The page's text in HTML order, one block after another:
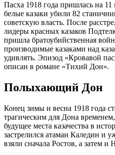
Пасха 1918 года пришлась на
белые казаки убили 82
советскую власть. После
лидеры красных казаков
пришла братоубийственная
производимые казаками над
удивлять. Эпизод «Кровавой
описан в романе «Тихий Дон».
Полыхающий Дон
Конец зимы и весна 1918 года
трагическим для Дона
будущее места казачества в
застрелился атаман Каледин и
взяли сначала Ростов, а затем и